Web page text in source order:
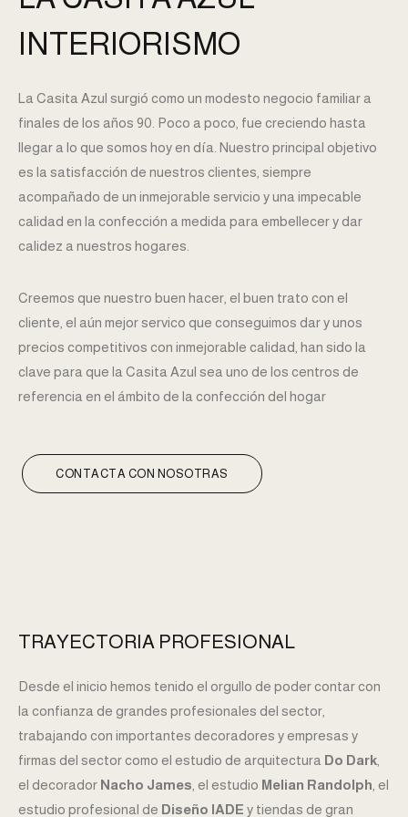
INTERIORISMO
La Casita Azul surgió como un modesto negocio familiar a
finales de los años 90. Poco a poco, fue creciendo hasta
llegar a lo que somos hoy en día. Nuestro principal objetivo
es la satisfacción de nuestros clientes, siempre
acompañado de un inmejorable servicio y una impecable
calidad en la confección a medida para embellecer y dar
calidez a nuestros hogares.
Creemos que nuestro buen hacer, el buen trato con el
cliente, el aún mejor servico que conseguimos dar y unos
precios competitivos con inmejorable calidad, han sido la
clave para que la Casita Azul sea uno de los centros de
referencia en el ámbito de la confección del hogar
CONTACTA CON NOSOTRAS
TRAYECTORIA PROFESIONAL
Desde el inicio hemos tenido el orgullo de poder contar con
la confianza de grandes profesionales del sector,
trabajando con importantes decoradores y empresas y
firmas del sector como el estudio de arquitectura Do Dark
el decorador Nacho James , el estudio Melian Randolph , el
estudio profesional de Diseño IADE y tiendas de gran